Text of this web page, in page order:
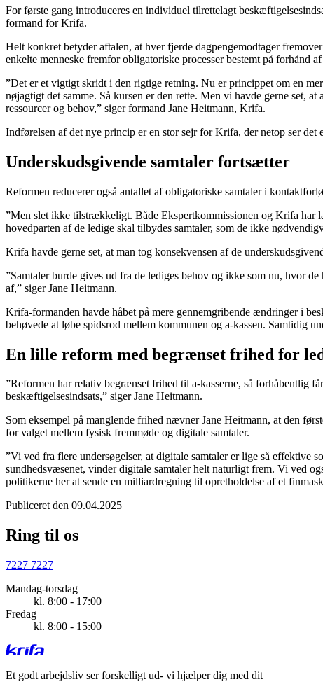
For første gang introduceres en individuel tilrettelagt
formand for Krifa.
Helt konkret betyder aftalen, at hver fjerde dagpengemodtager
enkelte menneske fremfor obligatoriske processer bestemt på forhånd af
”Det er et vigtigt skridt i den rigtige retning. Nu er princippet om en
nøjagtigt det samme. Så kursen er den rette. Men vi havde gerne set,
ressourcer og behov,” siger formand Jane Heitmann, Krifa.
Indførelsen af det nye princip er en stor sejr for Krifa, der netop ser
Underskudsgivende samtaler fortsætter
Reformen reducerer også antallet af obligatoriske samtaler i
”Men slet ikke tilstrækkeligt. Både Ekspertkommissionen og Krifa har
hovedparten af de ledige skal tilbydes samtaler, som de ikke
Krifa havde gerne set, at man tog konsekvensen af de
”Samtaler burde gives ud fra de lediges behov og ikke som nu, hvor
af,” siger Jane Heitmann.
Krifa-formanden havde håbet på mere gennemgribende ændringer i
behøvede at løbe spidsrod mellem kommunen og a-kassen. Samtidig
En lille reform med begrænset frihed for
”Reformen har relativ begrænset frihed til a-kasserne, så forhåbentlig
beskæftigelsesindsats,” siger Jane Heitmann.
Som eksempel på manglende frihed nævner Jane Heitmann, at den
for valget mellem fysisk fremmøde og digitale samtaler.
”Vi ved fra flere undersøgelser, at digitale samtaler er lige så
sundhedsvæsenet, vinder digitale samtaler helt naturligt frem. Vi ved
politikerne her at sende en milliardregning til opretholdelse af et
Publiceret den 09.04.2025
Ring til os
7227 7227
Mandag-torsdag
kl. 8:00 - 17:00
Fredag
kl. 8:00 - 15:00
Et godt arbejdsliv ser forskelligt ud- vi hjælper dig med dit